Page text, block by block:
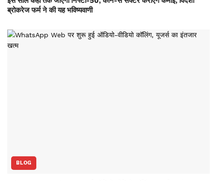
ब्रोकरेज फर्म ने की यह भविष्‍यवाणी
BLOG